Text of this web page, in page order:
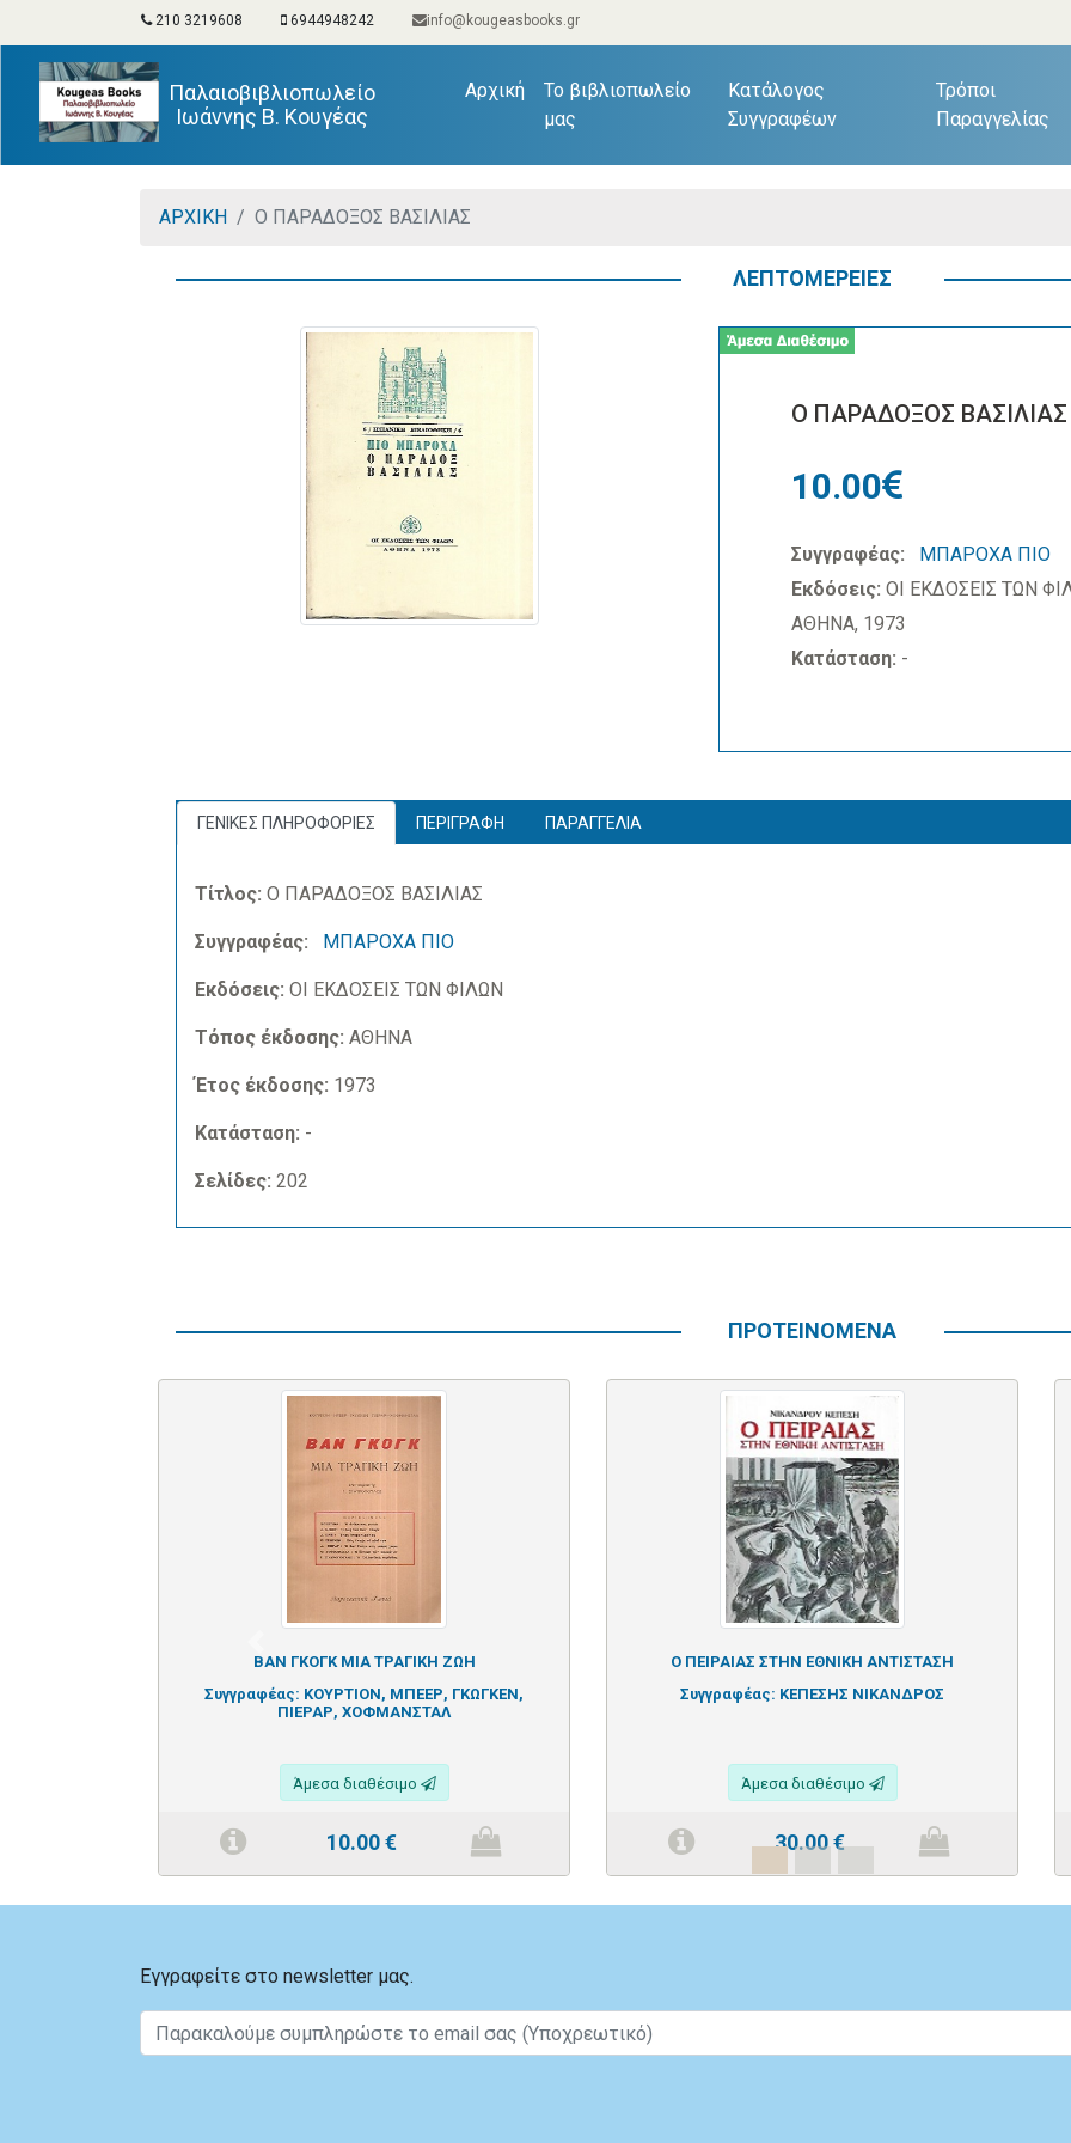
210 3219608 6944948242 info@kougeasbooks.gr
Παλαιοβιβλιοπωλείο
Ιωάννης Β. Κουγέας
Αρχική(current)
Το βιβλιοπωλείο
μας
Κατάλογος
Συγγραφέων
Τρόποι
Παραγγελίας
ΑΡΧΙΚΗ Ο ΠΑΡΑΔΟΞΟΣ ΒΑΣΙΛΙΑΣ
ΛΕΠΤΟΜΕΡΕΙΕΣ
Ο ΠΑΡΑΔΟΞΟΣ ΒΑΣΙΛΙΑΣ
10.00
Συγγραφέας:
ΜΠΑΡΟΧΑ ΠΙΟ
Εκδόσεις: ΟΙ ΕΚΔΟΣΕΙΣ ΤΩΝ
ΑΘΗΝΑ, 1973
Κατάσταση: -
ΓΕΝΙΚΕΣ ΠΛΗΡΟΦΟΡΙΕΣ ΠΕΡΙΓΡΑΦΗ ΠΑΡΑΓΓΕΛΙΑ
Τίτλος: Ο ΠΑΡΑΔΟΞΟΣ ΒΑΣΙΛΙΑΣ
Συγγραφέας: ΜΠΑΡΟΧΑ ΠΙΟ
Εκδόσεις: ΟΙ ΕΚΔΟΣΕΙΣ ΤΩΝ ΦΙΛΩΝ
Τόπος έκδοσης: ΑΘΗΝΑ
Έτος έκδοσης: 1973
Κατάσταση: -
Σελίδες: 202
ΠΡΟΤΕΙΝΟΜΕΝΑ
ΒΑΝ ΓΚΟΓΚ ΜΙΑ ΤΡΑΓΙΚΗ ΖΩΗ
Συγγραφέας: ΚΟΥΡΤΙΟΝ, ΜΠΕΕΡ, ΓΚΩΓΚΕΝ,
ΠΙΕΡΑΡ, ΧΟΦΜΑΝΣΤΑΛ
Άμεσα διαθέσιμο
10.00€
Ο ΠΕΙΡΑΙΑΣ ΣΤΗΝ ΕΘΝΙΚΗ ΑΝΤΙΣΤΑΣΗ
Συγγραφέας: ΚΕΠΕΣΗΣ ΝΙΚΑΝΔΡΟΣ
Άμεσα διαθέσιμο
30.00€
Previous
Εγγραφείτε στο newsletter μας.